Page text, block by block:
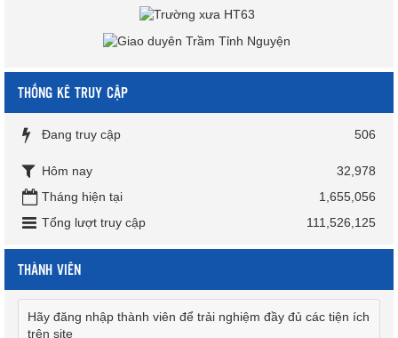
THỐNG KÊ TRUY CẬP
Đang truy cập 506
Hôm nay
32,978
Tháng hiện tại
1,655,056
Tổng lượt truy cập
111,526,125
THÀNH VIÊN
Hãy đăng nhập thành viên để trải nghiệm đầy đủ các tiện ích
trên site